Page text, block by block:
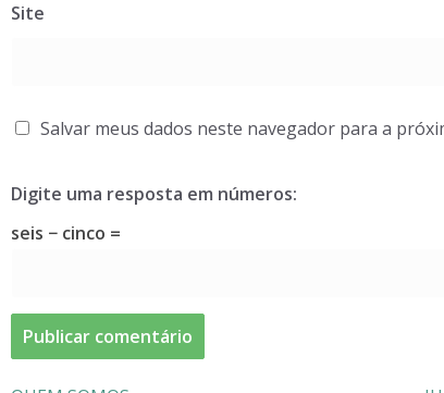
Site
Salvar meus dados neste navegador para a
Digite uma resposta em números:
seis − cinco =